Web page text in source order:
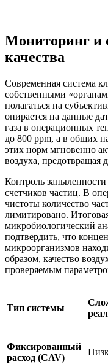
Мониторинг и
качества
Современная система
собственными
полагаться на
опирается на данные
газа в операционных
до 800 ppm, а в общих
этих норм мгновенно
воздуха, предотвращая
Контроль
счетчиков частиц. В
чистоты количество
лимитировано.
микробиологический
подтвердить, что
микроорганизмов
образом, качество
проверяемым
Тип системы
Фиксированный
расход (CAV)